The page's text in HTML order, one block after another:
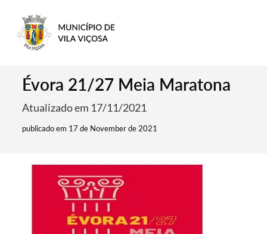
Évora 21/27 Meia Maratona
Atualizado em 17/11/2021
publicado em 17 de November de 2021